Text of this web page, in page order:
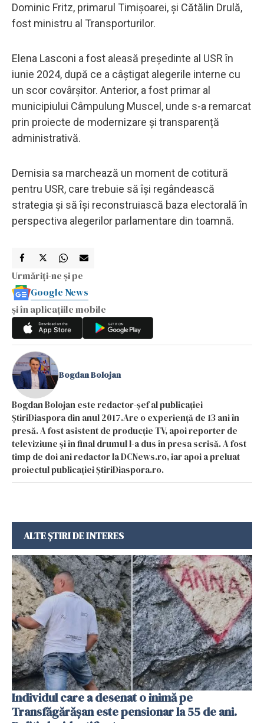
Dominic Fritz, primarul Timișoarei, și Cătălin Drulă,
fost ministru al Transporturilor.
Elena Lasconi a fost aleasă președinte al USR în
iunie 2024, după ce a câștigat alegerile interne cu
un scor covârșitor. Anterior, a fost primar al
municipiului Câmpulung Muscel, unde s-a remarcat
prin proiecte de modernizare și transparență
administrativă.
Demisia sa marchează un moment de cotitură
pentru USR, care trebuie să își regândească
strategia și să își reconstruiască baza electorală în
perspectiva alegerilor parlamentare din toamnă.
Urmăriți-ne și pe
Google News
și în aplicațiile mobile
Bogdan Bolojan
Bogdan Bolojan este redactor-șef al publicației
ȘtiriDiaspora din anul 2017.Are o experiență de 13 ani în
presă. A fost asistent de producție TV, apoi reporter de
televiziune și în final drumul l-a dus în presa scrisă. A fost
timp de doi ani redactor la DCNews.ro, iar apoi a preluat
proiectul publicației ȘtiriDiaspora.ro.
ALTE ȘTIRI DE INTERES
Individul care a desenat o inimă pe
Transfăgărășan este pensionar la 55 de ani.